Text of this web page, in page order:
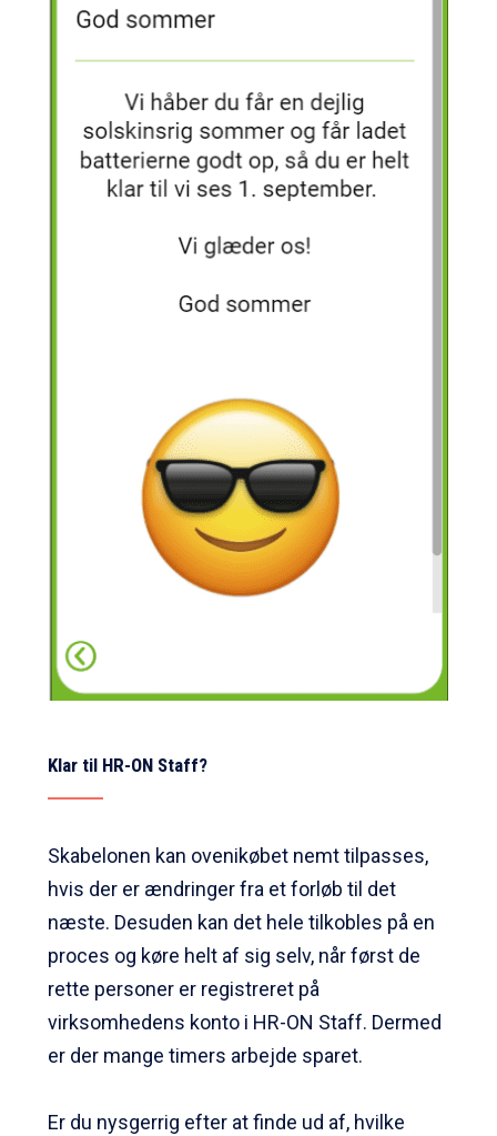
Klar til HR-ON Staff?
Skabelonen kan ovenikøbet nemt tilpasses,
hvis der er ændringer fra et forløb til det
næste. Desuden kan det hele tilkobles på en
proces og køre helt af sig selv, når først de
rette personer er registreret på
virksomhedens konto i HR-ON Staff. Dermed
er der mange timers arbejde sparet.
Er du nysgerrig efter at finde ud af, hvilke